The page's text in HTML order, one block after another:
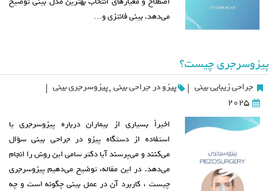
می‌دهد. بینی فانتزی و…
پیزوسرجری چیست؟
جراحی زیبایی بینی | پیزو در جراحی بینی ,پیزوسرجری بینی |
2025
اخیراً بسیاری از بیماران درباره پیزوسرجری یا
استفاده از دستگاه پیزو در جراحی بینی سؤال
می‌کنند و می‌پرسند آیا دکتر سامی این روش را انجام
می‌دهد. در این مقاله، توضیح می‌دهیم پیزوسرجری
چیست ، کاربرد آن در عمل بینی چگونه است و چه